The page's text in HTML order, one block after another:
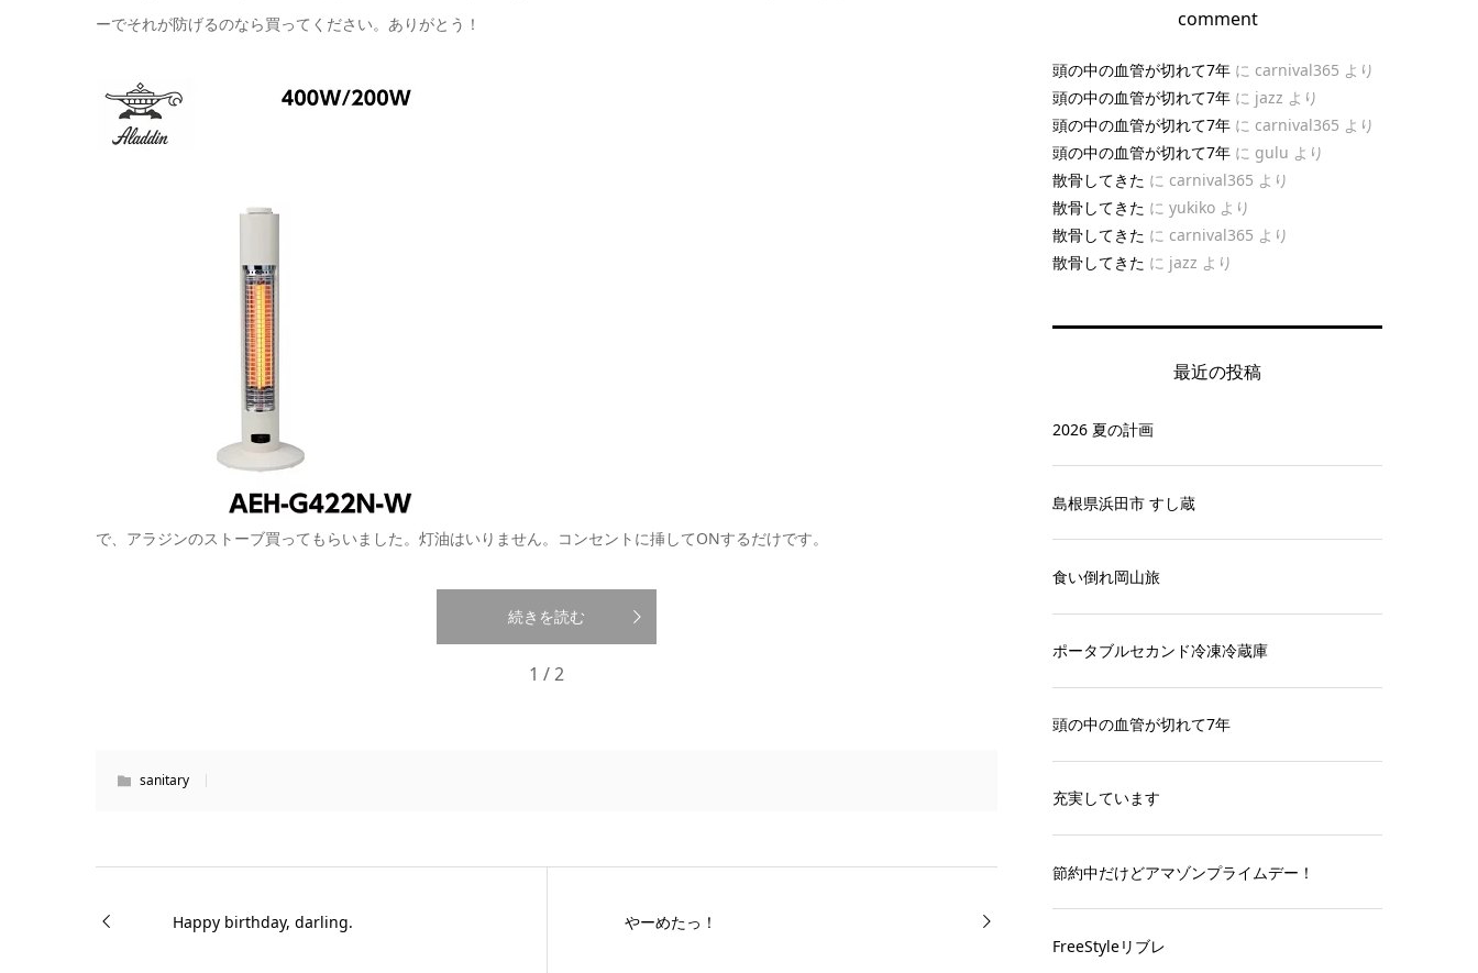
ーでそれが防げるのなら買ってください。ありがとう！
で、アラジンのストーブ買ってもらいました。灯油はいりません。コンセントに挿してONするだけです。
続きを読む
1 / 2
sanitary
Happy birthday, darling. やーめたっ！
comment
頭の中の血管が切れて7年 に carnival365 より
頭の中の血管が切れて7年 に jazz より
頭の中の血管が切れて7年 に carnival365 より
頭の中の血管が切れて7年 に gulu より
散骨してきた に carnival365 より
散骨してきた に yukiko より
散骨してきた に carnival365 より
散骨してきた に jazz より
最近の投稿
2026 夏の計画
島根県浜田市 すし蔵
食い倒れ岡山旅
ポータブルセカンド冷凍冷蔵庫
頭の中の血管が切れて7年
充実しています
節約中だけどアマゾンプライムデー！
FreeStyleリブレ